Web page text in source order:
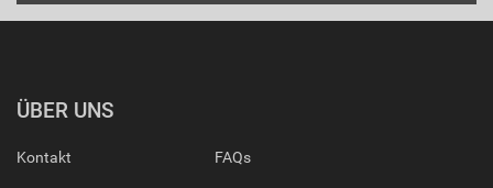
ÜBER UNS
Kontakt FAQs